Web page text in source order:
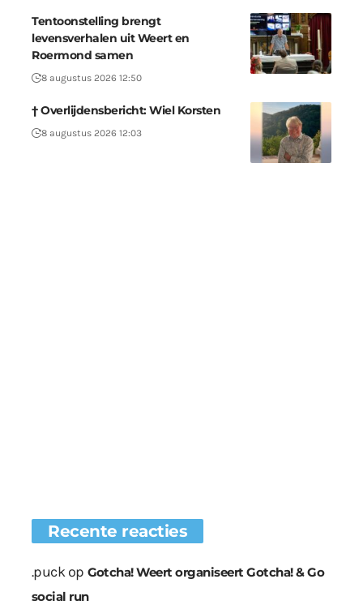
Tentoonstelling brengt
levensverhalen uit Weert en
Roermond samen
8 augustus 2026 12:50
† Overlijdensbericht: Wiel Korsten
8 augustus 2026 12:03
Recente reacties
.puckop Gotcha! Weert organiseert Gotcha! & Go
social run